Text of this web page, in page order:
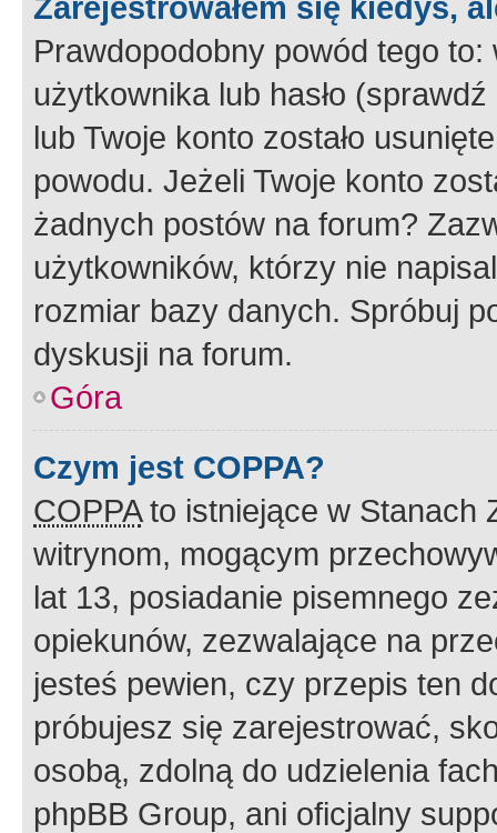
Prawdopodobny powód tego to:
użytkownika lub hasło
lub Twoje konto zostało
powodu. Jeżeli Twoje konto
żadnych postów na forum?
użytkowników, którzy nie
rozmiar bazy danych. Spróbuj
dyskusji na forum.
Góra
Czym jest COPPA?
COPPAto istniejące w Stanach
witrynom, mogącym
lat 13, posiadanie pisemnego
opiekunów, zezwalające na
jesteś pewien, czy przepis ten
próbujesz się zarejestrować,
osobą, zdolną do udzielenia
phpBB Group, ani oficjalny